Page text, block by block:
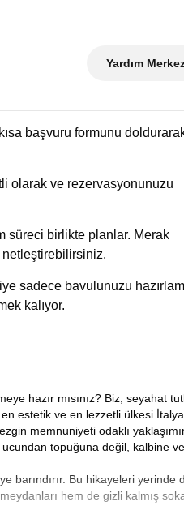
Yardım
başvuru formunu
olarak ve rezervasyonunuzu
süreci birlikte planlar. Merak
netleştirebilirsiniz.
sadece bavulunuzu
kalıyor.
hazır mısınız? Biz, seyahat
estetik ve en lezzetli ülkesi
memnuniyeti odaklı
topuğuna değil, kalbine
barındırır. Bu hikayeleri
hem de gizli kalmış